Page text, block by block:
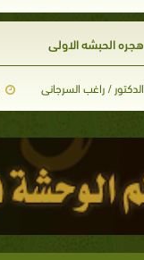
هجره الحبشه الاولى
الدكتور / راغب السرجانى